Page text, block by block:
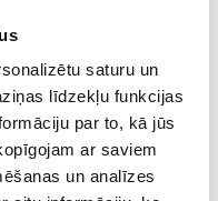
saturu un
līdzekļu funkcijas
par to, kā jūs
ar saviem
un analīzes